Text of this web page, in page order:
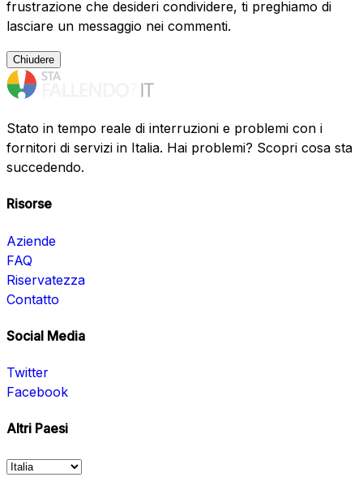
frustrazione che desideri condividere, ti preghiamo di
lasciare un messaggio nei commenti.
Chiudere
Stato in tempo reale di interruzioni e problemi con i
fornitori di servizi in Italia. Hai problemi? Scopri cosa sta
succedendo.
Risorse
Aziende
FAQ
Riservatezza
Contatto
Social Media
Twitter
Facebook
Altri Paesi